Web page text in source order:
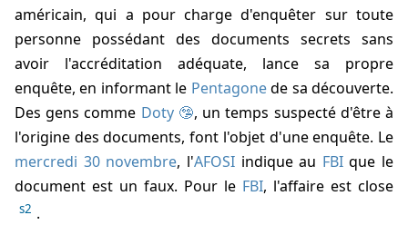
américain, qui a pour charge d'enquêter sur toute
personne possédant des documents secrets sans
avoir l'accréditation adéquate, lance sa propre
enquête, en informant le Pentagonede sa découverte.
Des gens comme Doty 🤥, un temps suspecté d'être à
l'origine des documents, font l'objet d'une enquête. Le
mercredi 30 novembre, l'AFOSIindique au FBIque le
document est un faux. Pour le FBI, l'affaire est close
s2 .